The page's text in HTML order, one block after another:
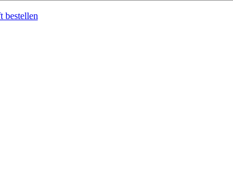
bestellen